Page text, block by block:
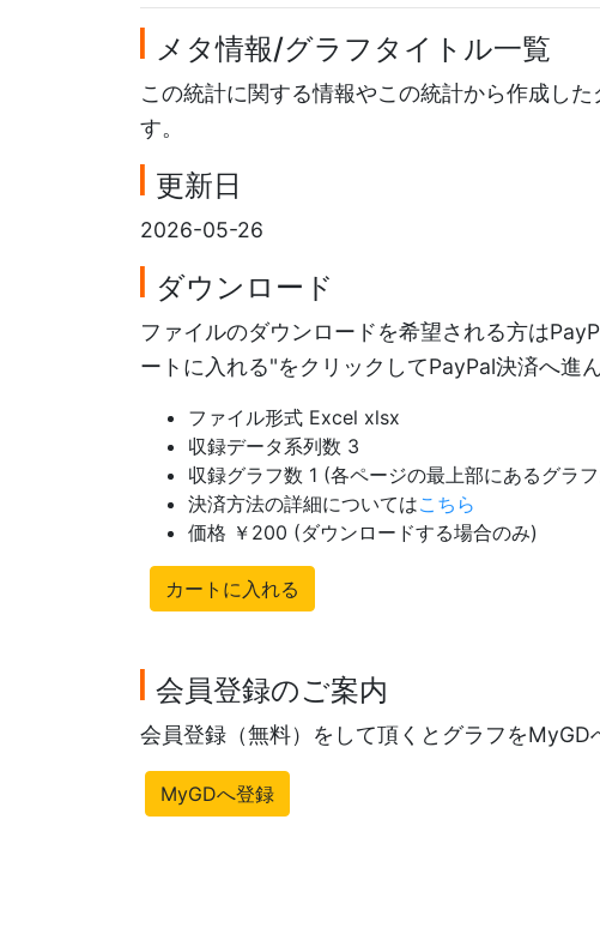
メタ情報/グラフタイトル一覧
この統計に関する情報やこの統計から作成し
す。
更新日
2026-05-26
ダウンロード
ファイルのダウンロードを希望される方は
ートに入れる"をクリックしてPayPal決済へ進
ファイル形式 Excel xlsx
収録データ系列数 3
収録グラフ数 1 (各ページの最上部にあるグラ
決済方法の詳細についてはこちら
価格 ￥200 (ダウンロードする場合のみ)
カートに入れる
会員登録のご案内
会員登録（無料）をして頂くとグラフをMyGD
MyGDへ登録